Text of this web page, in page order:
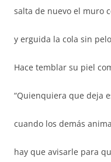
salta de nuevo el muro
y erguida la cola sin
Hace temblar su piel
“Quienquiera que deja
cuando los demás
hay que avisarle para